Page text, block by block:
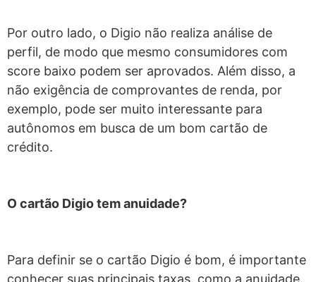
Por outro lado, o Digio não realiza análise de
perfil, de modo que mesmo consumidores com
score baixo podem ser aprovados. Além disso, a
não exigência de comprovantes de renda, por
exemplo, pode ser muito interessante para
autônomos em busca de um bom cartão de
crédito.
O cartão Digio tem anuidade?
Para definir se o cartão Digio é bom, é importante
conhecer suas principais taxas, como a anuidade.